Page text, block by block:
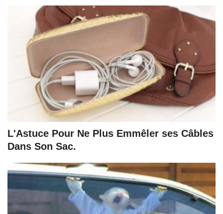
L'Astuce Pour Ne Plus Emmêler ses Câbles
Dans Son Sac.